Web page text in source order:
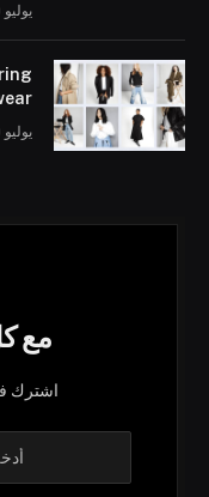
يوليو 30, 2026
يوليو 30, 2026
مع
اشترك